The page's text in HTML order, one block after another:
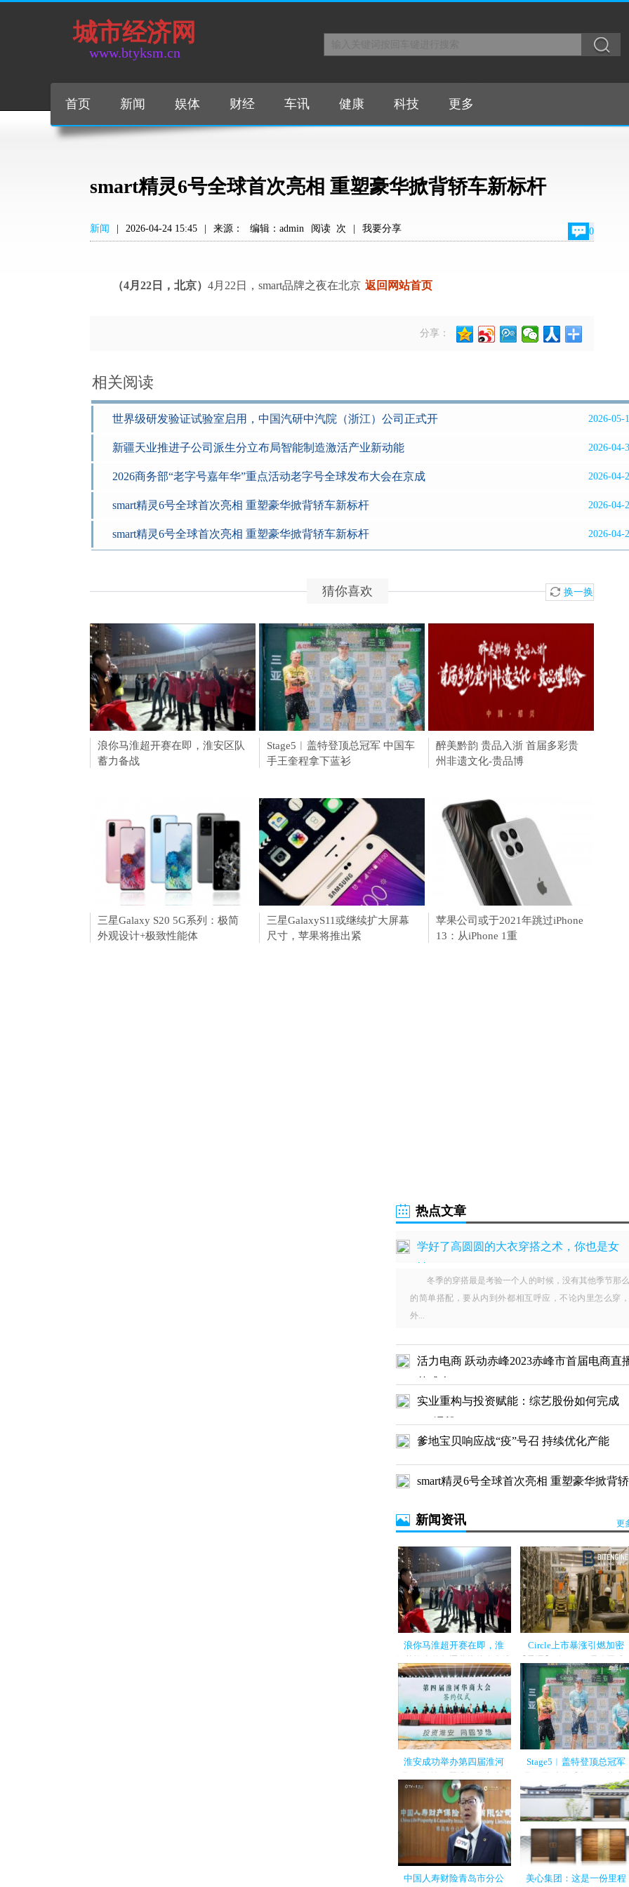
城市经济网
www.btyksm.cn
首页 新闻 娱体 财经 车讯 健康 科技 更多
smart精灵6号全球首次亮相 重塑豪华掀背轿车新标杆
新闻 2026-04-24 15:45 来源： 编辑：admin 阅读 次 我要分享 0
（4月 22 日，北京） 4月22日，smart品牌之夜在北京 返回网站首页
分享：
相关阅读
世界级研发验证试验室启用，中国汽研中汽院（浙江）公司正式开 2026-05-
新疆天业推进子公司派生分立布局智能制造激活产业新动能 2026-04-
2026商务部“老字号嘉年华”重点活动老字号全球发布大会在京成 2026-04-
smart精灵6号全球首次亮相 重塑豪华掀背轿车新标杆 2026-04-
smart精灵6号全球首次亮相 重塑豪华掀背轿车新标杆 2026-04-
猜你喜欢 换一换
浪你马淮超开赛在即，淮安区队
蓄力备战
Circle上市暴涨引燃加密IPO赛
道，比特引擎有望问
淮安成功举办第四届淮河华商大
会211个签约项目 总
Stage5︱盖特登顶总冠军 中国车
手王奎程拿下蓝衫
中国人寿财险青岛市分公司为岛
城经济 发展贡献保
醉美黔韵 贵品入浙 首届多彩贵
州非遗文化-贵品博
三星Galaxy S20 5G系列：极简
外观设计+极致性能体
三星Galaxy S20 5G系列这些贴
心小功能,每一个都让
树立5G时代旗舰标准 三星
Galaxy S20系列正式登陆
三星GalaxyS11或继续扩大屏幕
尺寸，苹果将推出紧
荣耀9X岂止与此！截至11月共斩
获三大平台安卓手机
苹果公司或于2021年跳过iPhone
13：从iPhone 1重
热点文章
学好了高圆圆的大衣穿搭之术，你也是女
冬季的穿搭最是考验一个人的时候，没有其他季节那么
的简单搭配，要从内到外都相互呼应，不论内里怎么穿，
外...
活力电商 跃动赤峰2023赤峰市首届电商直
节盛大
实业重构与投资赋能：综艺股份如何完成
了“涅槃”
爹地宝贝响应战“疫”号召 持续优化产能
smart精灵6号全球首次亮相 重塑豪华掀背轿
没错！与你有十年之约，就是这么霸道！
新闻资讯 更
浪你马淮超开赛在即，淮
安区队的球员 在训练场上刻苦
备战时...
Circle上市暴涨引燃加密
上市并实现数倍股价上涨后
加密...
淮安成功举办第四届淮河
正式开幕,近200位知名侨领华
Stage5︱盖特登顶总冠军
届环海南岛国际公路自行车
第五赛段...
中国人寿财险青岛市分公 美心集团：这是一份里程